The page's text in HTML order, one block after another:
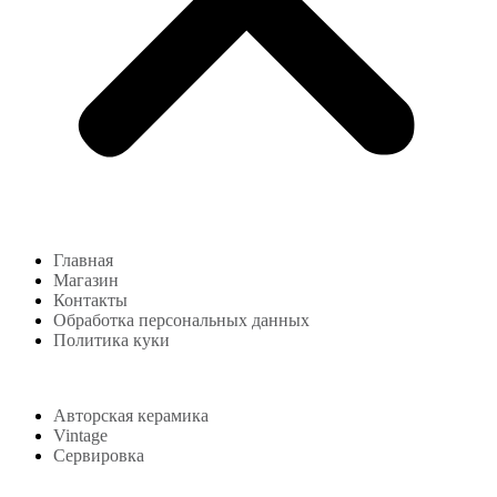
Главная
Магазин
Контакты
Обработка персональных данных
Политика куки
Авторская керамика
Vintage
Сервировка